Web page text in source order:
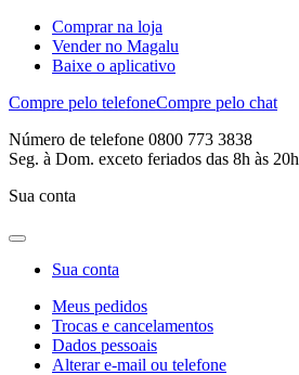
Comprar na loja
Vender no Magalu
Baixe o aplicativo
Compre pelo telefoneCompre pelo chat
Número de telefone 0800 773 3838
Seg. à Dom. exceto feriados das 8h às 20h
Sua conta
Sua conta
Meus pedidos
Trocas e cancelamentos
Dados pessoais
Alterar e-mail ou telefone